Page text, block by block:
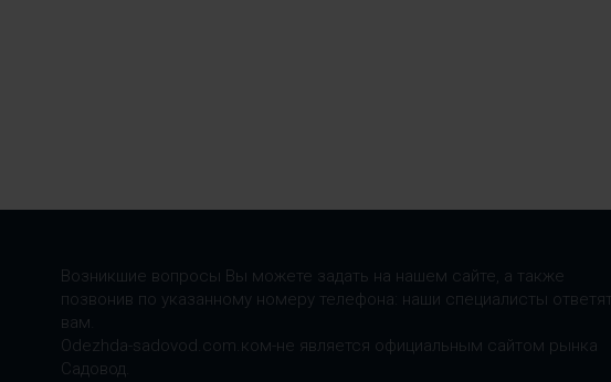
Возникшие вопросы Вы можете задать на нашем сайте, а также
позвонив по указанному номеру телефона: наши специалисты ответят
вам.
Odezhda-sadovod.com.ком-не является официальным сайтом рынка
Садовод.